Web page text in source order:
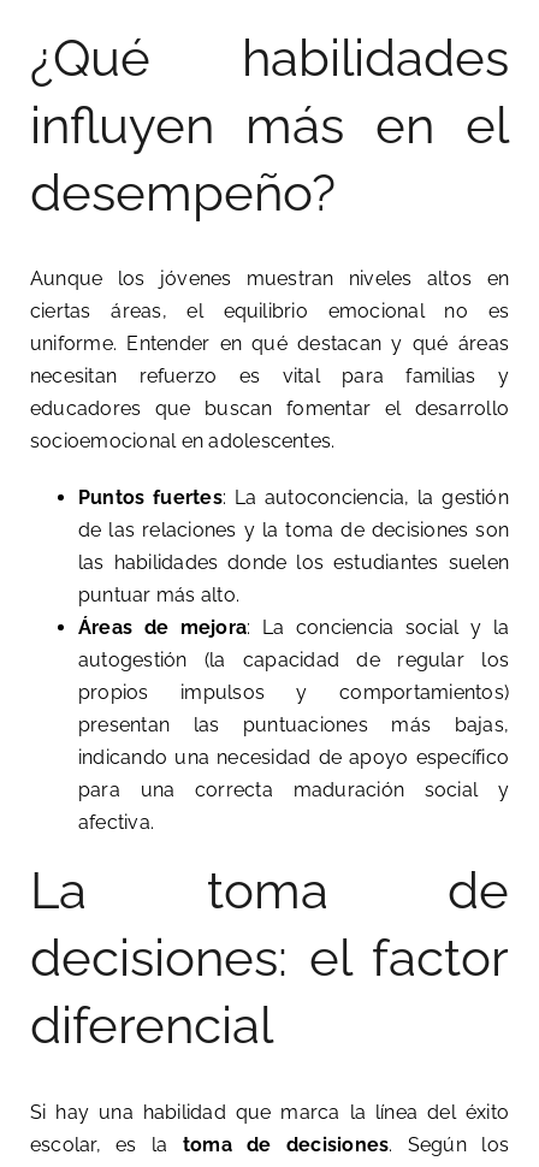
¿Qué habilidades
influyen más en el
desempeño?
Aunque los jóvenes muestran niveles altos en
ciertas áreas, el equilibrio emocional no es
uniforme. Entender en qué destacan y qué áreas
necesitan refuerzo es vital para familias y
educadores que buscan fomentar el desarrollo
socioemocional en adolescentes.
Puntos fuertes: La autoconciencia, la gestión
de las relaciones y la toma de decisiones son
las habilidades donde los estudiantes suelen
puntuar más alto.
Áreas de mejora: La conciencia social y la
autogestión (la capacidad de regular los
propios impulsos y comportamientos)
presentan las puntuaciones más bajas,
indicando una necesidad de apoyo específico
para una correcta maduración social y
afectiva.
La toma de
decisiones: el factor
diferencial
Si hay una habilidad que marca la línea del éxito
escolar, es la toma de decisiones. Según los